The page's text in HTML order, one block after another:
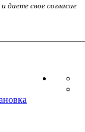
и даете свое согласие